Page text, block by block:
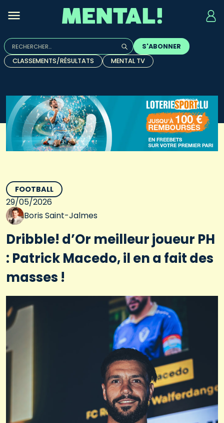
Rechercher :
Quand les résultats de l'auto-complétion sont
S'ABONNER
CLASSEMENTS/RÉSULTATS
MENTAL TV
FOOTBALL
29/05/2026
Boris Saint-Jalmes
Dribble! d’Or meilleur joueur PH
: Patrick Macedo, il en a fait des
masses !